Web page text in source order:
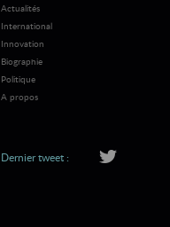
Actualités
International
Innovation
Biographie
Politique
A propos
Dernier tweet :